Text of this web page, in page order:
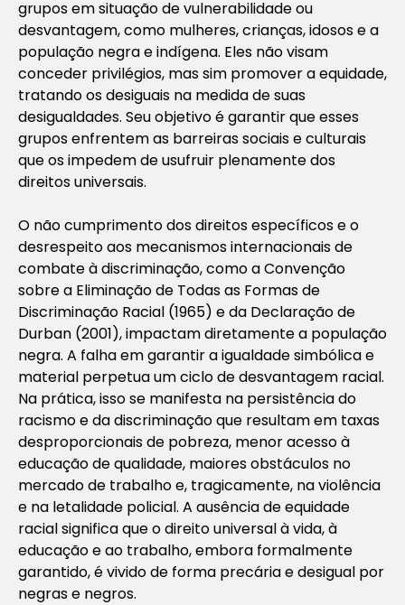
grupos em situação de vulnerabilidade ou
desvantagem, como mulheres, crianças, idosos e a
população negra e indígena. Eles não visam
conceder privilégios, mas sim promover a equidade,
tratando os desiguais na medida de suas
desigualdades. Seu objetivo é garantir que esses
grupos enfrentem as barreiras sociais e culturais
que os impedem de usufruir plenamente dos
direitos universais.
O não cumprimento dos direitos específicos e o
desrespeito aos mecanismos internacionais de
combate à discriminação, como a Convenção
sobre a Eliminação de Todas as Formas de
Discriminação Racial (1965) e da Declaração de
Durban (2001), impactam diretamente a população
negra. A falha em garantir a igualdade simbólica e
material perpetua um ciclo de desvantagem racial.
Na prática, isso se manifesta na persistência do
racismo e da discriminação que resultam em taxas
desproporcionais de pobreza, menor acesso à
educação de qualidade, maiores obstáculos no
mercado de trabalho e, tragicamente, na violência
e na letalidade policial. A ausência de equidade
racial significa que o direito universal à vida, à
educação e ao trabalho, embora formalmente
garantido, é vivido de forma precária e desigual por
negras e negros.